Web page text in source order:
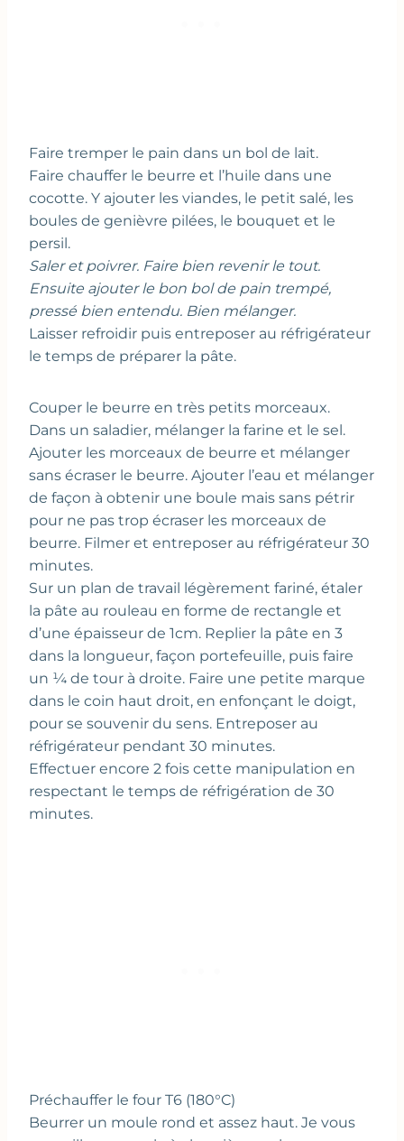
Faire tremper le pain dans un bol de lait.
Faire chauffer le beurre et l’huile dans une
cocotte. Y ajouter les viandes, le petit salé, les
boules de genièvre pilées, le bouquet et le
persil.
Saler et poivrer. Faire bien revenir le tout.
Ensuite ajouter le bon bol de pain trempé,
pressé bien entendu. Bien mélanger.
Laisser refroidir puis entreposer au réfrigérateur
le temps de préparer la pâte.
Couper le beurre en très petits morceaux.
Dans un saladier, mélanger la farine et le sel.
Ajouter les morceaux de beurre et mélanger
sans écraser le beurre. Ajouter l’eau et mélanger
de façon à obtenir une boule mais sans pétrir
pour ne pas trop écraser les morceaux de
beurre. Filmer et entreposer au réfrigérateur 30
minutes.
Sur un plan de travail légèrement fariné, étaler
la pâte au rouleau en forme de rectangle et
d’une épaisseur de 1cm. Replier la pâte en 3
dans la longueur, façon portefeuille, puis faire
un ¼ de tour à droite. Faire une petite marque
dans le coin haut droit, en enfonçant le doigt,
pour se souvenir du sens. Entreposer au
réfrigérateur pendant 30 minutes.
Effectuer encore 2 fois cette manipulation en
respectant le temps de réfrigération de 30
minutes.
Préchauffer le four T6 (180°C)
Beurrer un moule rond et assez haut. Je vous